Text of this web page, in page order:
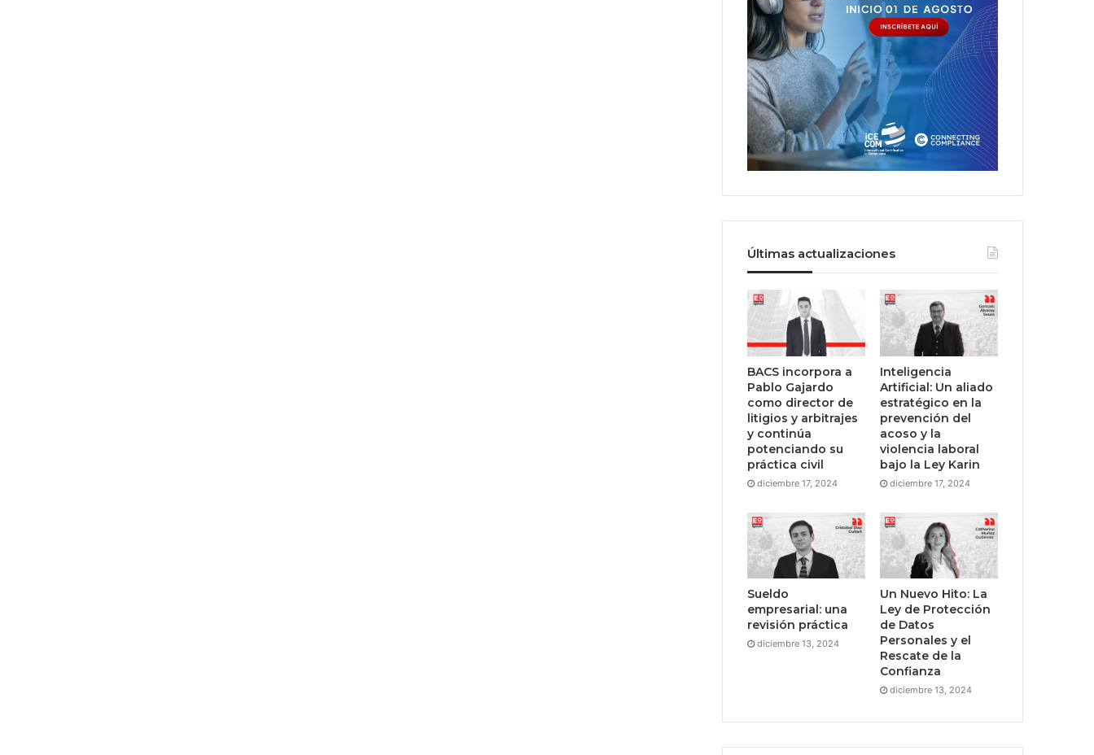
Últimas actualizaciones
BACS incorpora a
Pablo Gajardo
como director de
litigios y arbitrajes
y continúa
potenciando su
práctica civil
diciembre 17, 2024
Inteligencia
Artificial: Un aliado
estratégico en la
prevención del
acoso y la
violencia laboral
bajo la Ley Karin
diciembre 17, 2024
Sueldo
empresarial: una
revisión práctica
diciembre 13, 2024
Un Nuevo Hito: La
Ley de Protección
de Datos
Personales y el
Rescate de la
Confianza
diciembre 13, 2024